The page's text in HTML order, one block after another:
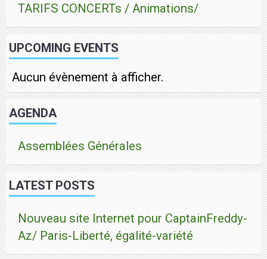
TARIFS CONCERTs / Animations/
UPCOMING EVENTS
Aucun évènement à afficher.
AGENDA
Assemblées Générales
LATEST POSTS
Nouveau site Internet pour CaptainFreddy-
Az/ Paris-Liberté, égalité-variété